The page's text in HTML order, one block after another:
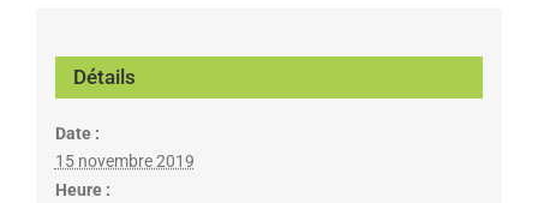
Détails
Date :
15 novembre 2019
Heure :